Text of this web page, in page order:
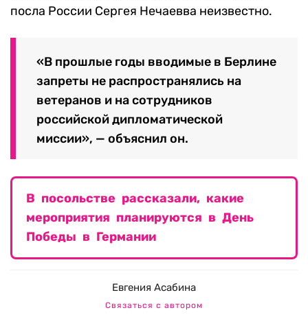
посла России Сергея Нечаевва неизвестно.
«В прошлые годы вводимые в Берлине
запреты не распространялись на
ветеранов и на сотрудников
российской дипломатической
миссии», — объяснил он.
В посольстве рассказали, какие
мероприятия планируются в День
Победы в Германии
Евгения Асабина
Связаться с автором